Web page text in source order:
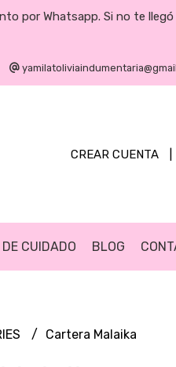
por Whatsapp. Si no te llegó
CREAR CUENTA
CUIDADO BLOG
Cartera Malaika